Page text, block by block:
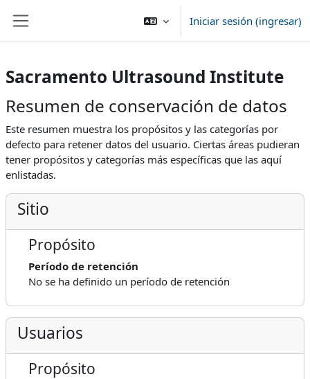
Iniciar sesión (ingresar)
Sacramento Ultrasound Institute
Resumen de conservación de datos
Este resumen muestra los propósitos y las categorías por
defecto para retener datos del usuario. Ciertas áreas pudieran
tener propósitos y categorías más específicas que las aquí
enlistadas.
Sitio
Propósito
Período de retención
No se ha definido un período de retención
Usuarios
Propósito